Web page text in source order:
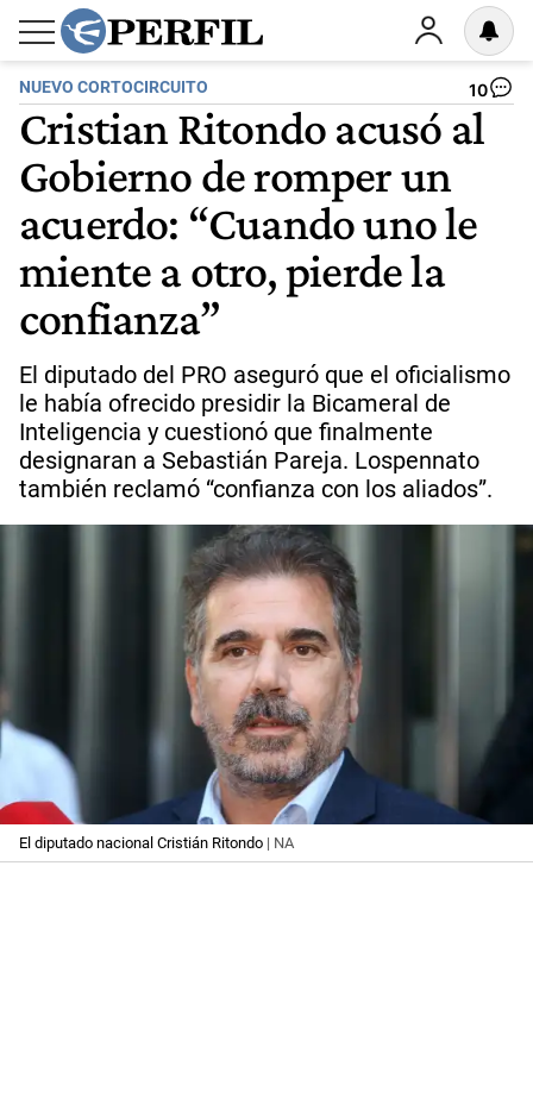
NUEVO CORTOCIRCUITO 10
Cristian Ritondo acusó al
Gobierno de romper un
acuerdo: “Cuando uno le
miente a otro, pierde la
confianza”
El diputado del PRO aseguró que el oficialismo
le había ofrecido presidir la Bicameral de
Inteligencia y cuestionó que finalmente
designaran a Sebastián Pareja. Lospennato
también reclamó “confianza con los aliados”.
El diputado nacional Cristián Ritondo | NA